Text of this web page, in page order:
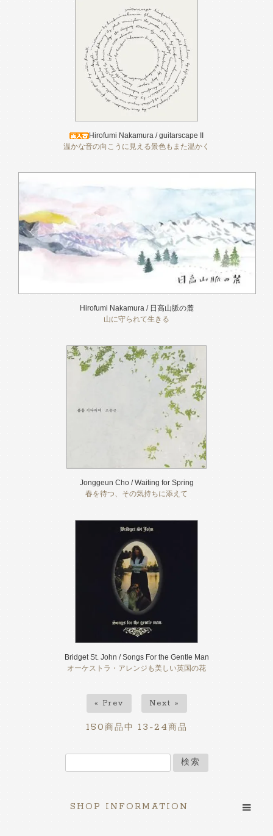
Hirofumi Nakamura / guitarscape II
温かな音の向こうに見える景色もまた温かく
Hirofumi Nakamura / 日高山脈の麓
山に守られて生きる
Jonggeun Cho / Waiting for Spring
春を待つ、その気持ちに添えて
Bridget St. John / Songs For the Gentle Man
オーケストラ・アレンジも美しい英国の花
« Prev Next »
150 商品中 13-24 商品
検索
SHOP INFORMATION